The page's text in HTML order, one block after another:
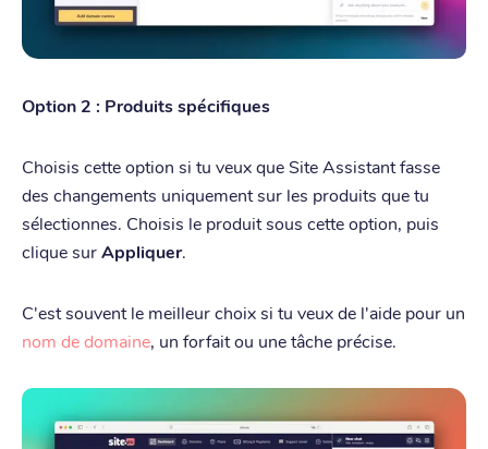
Option 2 : Produits spécifiques
Choisis cette option si tu veux que Site Assistant fasse
des changements uniquement sur les produits que tu
sélectionnes. Choisis le produit sous cette option, puis
clique surAppliquer.
C'est souvent le meilleur choix si tu veux de l'aide pour un
nom de domaine, un forfait ou une tâche précise.